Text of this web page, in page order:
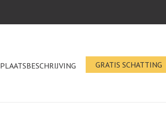
PLAATSBESCHRIJVING GRATIS SCHATTING